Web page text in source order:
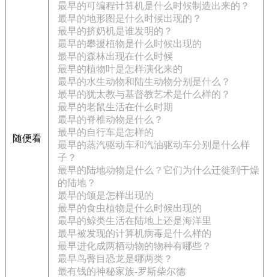
随便看
最早的可编程计算机是什么时候制造出来的？
最早的地形图是什么时候出现的？
最早的挤奶机是谁发明的？
最早的攀援植物是什么时候出现的
最早的森林出现在什么时候
最早的植物叶是怎样演化来的
最早的水生动物和陆生动物分别是什么？
最早的犹太教与基督教艺术是什么样的？
最早的老鼠生活在什么时期
最早的脊椎动物是什么？
最早的自行车是怎样的
最早的蒸汽驱动车和汽油驱动车分别是什么样
子？
最早的陆地动物是什么？它们为什么迁徙到干燥
的陆地？
最早的颌是怎样出现的
最早的食虫植物是什么时候出现的
最早的鲸类生活在陆地上还是海洋里
最早被发现的计算机病毒是什么样的
最早进化成两栖动物的物种有哪些？
最早鸟臀目恐龙是哪两类？
最有钱的神秘家族-罗斯柴尔德